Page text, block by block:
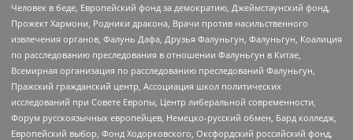
Человек в беде, Европейский фонд за демократию, Джеймстаунский фонд,
Прожект Хармони, Родники дракона, Врачи против насильственного
извлечения органов, Фалунь Дафа, Друзья Фалуньгун, Фалуньгун, Коалиция
по расследованию преследования в отношении Фалуньгун в Китае,
Всемирная организация по расследованию преследований Фалуньгун,
Пражский гражданский центр, Ассоциация школ политических
исследований при Совете Европы, Центр либеральной современности,
Форум русскоязычных европейцев, Немецко-русский обмен, Бард колледж,
Европейский выбор, Фонд Ходорковского, Оксфордский российский фонд,